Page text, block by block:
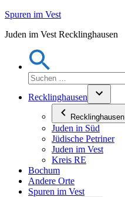
Zum
springen
Spuren im Vest
Juden im Vest Recklinghausen
Suchen
nach:
Recklinghausen
Recklinghausen
Juden in Süd
Jüdische Petriner
Juden im Vest
Kreis RE
Bochum
Andere Orte
Spuren im Vest